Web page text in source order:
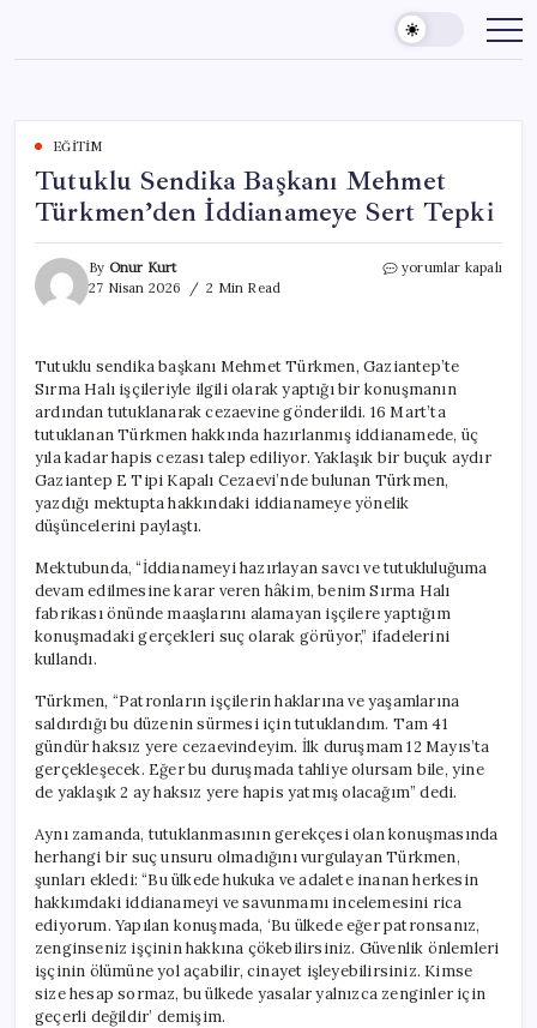
content
EĞITIM
Tutuklu Sendika Başkanı Mehmet
Türkmen’den İddianameye Sert Tepki
By Onur Kurt
27 Nisan 2026
2 Min Read
Tutuklu
İddianameye
Sert
Tepki
için
yorumlar kapalı
Tutuklu sendika başkanı Mehmet Türkmen, Gaziantep’te
Sırma Halı işçileriyle ilgili olarak yaptığı bir konuşmanın
ardından tutuklanarak cezaevine gönderildi. 16 Mart’ta
tutuklanan Türkmen hakkında hazırlanmış iddianamede, üç
yıla kadar hapis cezası talep ediliyor. Yaklaşık bir buçuk aydır
Gaziantep E Tipi Kapalı Cezaevi’nde bulunan Türkmen,
yazdığı mektupta hakkındaki iddianameye yönelik
düşüncelerini paylaştı.
Mektubunda, “İddianameyi hazırlayan savcı ve tutukluluğuma
devam edilmesine karar veren hâkim, benim Sırma Halı
fabrikası önünde maaşlarını alamayan işçilere yaptığım
konuşmadaki gerçekleri suç olarak görüyor,” ifadelerini
kullandı.
Türkmen, “Patronların işçilerin haklarına ve yaşamlarına
saldırdığı bu düzenin sürmesi için tutuklandım. Tam 41
gündür haksız yere cezaevindeyim. İlk duruşmam 12 Mayıs’ta
gerçekleşecek. Eğer bu duruşmada tahliye olursam bile, yine
de yaklaşık 2 ay haksız yere hapis yatmış olacağım” dedi.
Aynı zamanda, tutuklanmasının gerekçesi olan konuşmasında
herhangi bir suç unsuru olmadığını vurgulayan Türkmen,
şunları ekledi: “Bu ülkede hukuka ve adalete inanan herkesin
hakkımdaki iddianameyi ve savunmamı incelemesini rica
ediyorum. Yapılan konuşmada, ‘Bu ülkede eğer patronsanız,
zenginseniz işçinin hakkına çökebilirsiniz. Güvenlik önlemleri
işçinin ölümüne yol açabilir, cinayet işleyebilirsiniz. Kimse
size hesap sormaz, bu ülkede yasalar yalnızca zenginler için
geçerli değildir’ demişim.